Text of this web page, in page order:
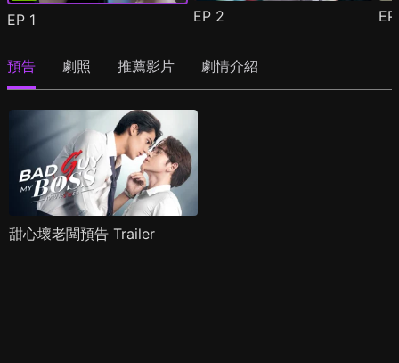
EP 1 EP 2
預告 劇照 推薦影片 劇情介紹
甜心壞老闆預告 Trailer